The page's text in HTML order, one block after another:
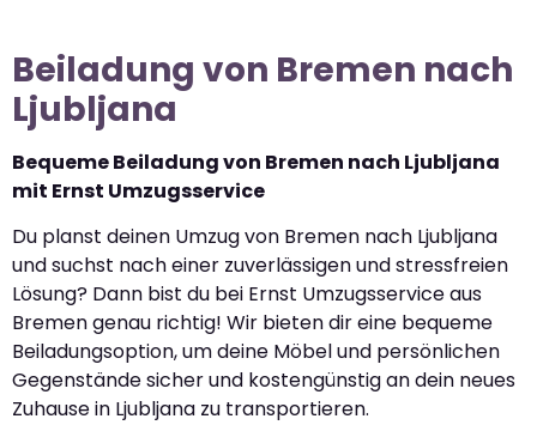
Beiladung von Bremen nach
Ljubljana
Bequeme Beiladung von Bremen nach Ljubljana
mit Ernst Umzugsservice
Du planst deinen Umzug von Bremen nach Ljubljana
und suchst nach einer zuverlässigen und stressfreien
Lösung? Dann bist du bei Ernst Umzugsservice aus
Bremen genau richtig! Wir bieten dir eine bequeme
Beiladungsoption, um deine Möbel und persönlichen
Gegenstände sicher und kostengünstig an dein neues
Zuhause in Ljubljana zu transportieren.